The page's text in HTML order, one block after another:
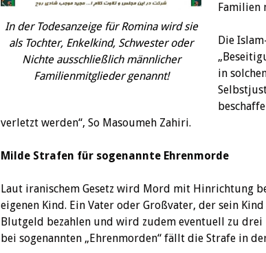
In der Todesanzeige für Romina wird sie
als Tochter, Enkelkind, Schwester oder
Nichte ausschließlich männlicher
Familienmitglieder genannt!
Familien
Die
in
verletzt werden“, So Masoumeh Zahiri.
Milde Strafen für sogenannte Ehrenmorde
Laut iranischem Gesetz wird Mord mit Hinrichtung
eigenen Kind. Ein Vater oder Großvater, der sein
Blutgeld bezahlen und wird zudem eventuell zu
bei sogenannten „Ehrenmorden“ fällt die Strafe in